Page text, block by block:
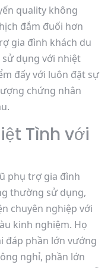
quality không
đắm đuối hơn
gia đình khách du
dụng với nhiệt
đấy với luôn đặt sự
chứng nhân
Tình với
phụ trợ gia đình
thường sử dụng,
chuyên nghiệp với
kinh nghiệm. Họ
đáp phần lớn vướng
nghỉ, phần lớn